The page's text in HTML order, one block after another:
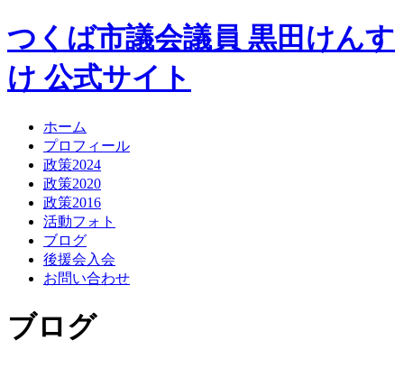
つくば市議会議員 黒田けんす
け 公式サイト
ホーム
プロフィール
政策2024
政策2020
政策2016
活動フォト
ブログ
後援会入会
お問い合わせ
ブログ